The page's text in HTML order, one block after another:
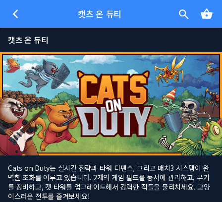
캣츠 온 듀티
캣츠 온 듀티
Cats on Duty는 실시간 전략과 타워 디펜스, 그리고 매치3 시스템이 완
벽한 조화를 이루고 있습니다. 2개의 게임 필드를 동시에 관리하고, 무기
를 장비하고, 캣 타워를 업그레이드해서 강력한 적들을 물리치세요. 고양
이스러운 전투를 즐겨보세요!